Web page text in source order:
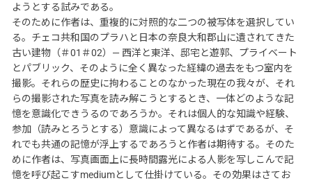
ようとする試みである。
そのために作者は、重複的に対照的な二つの被写体を選択してい
る。チェコ共和国のプラハと日本の奈良大和郡山に遺されてきた
古い建物（＃01＃02）― 西洋と東洋、邸宅と遊郭、プライベート
とパブリック、そのように全く異なった経緯の過去をもつ室内を
撮影。それらの歴史に拘わることのなかった現在の我々が、それ
らの撮影された写真を読み解こうとするとき、一体どのような記
憶を意識化できうるのであろうか。それは個人的な知識や経験、
参加（読みとろうとする）意識によって異なるはずであるが、そ
れでも共通の記憶が浮上するであろうと作者は期待する。そのた
めに作者は、写真画面上に長時間露光による人影を写しこんで記
憶を呼び起こすmediumとして仕掛けている。その効果はさてお